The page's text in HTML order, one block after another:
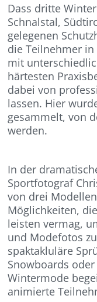
Dass dritte
Schnalstal,
gelegenen
die Teilnehmer in
mit
härtesten
dabei von
lassen. Hier
gesammelt, von
werden.
In der
Sportfotograf
von drei
Möglichkeiten,
leisten vermag,
und Modefotos
spaktakluläre
Snowboards
Wintermode
animierte